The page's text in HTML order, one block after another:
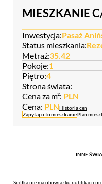
MIESZKANIE
Inwestycja:Pasaż
Status mieszkania:
Metraż:35.42
Pokoje:1
Piętro:4
Strona świata:
Cena za m²: PLN
Cena: PLNHistoria cen
Zapytaj o to mieszkaniePlan
INNE
Spółka nie ma obowiązku publikacji